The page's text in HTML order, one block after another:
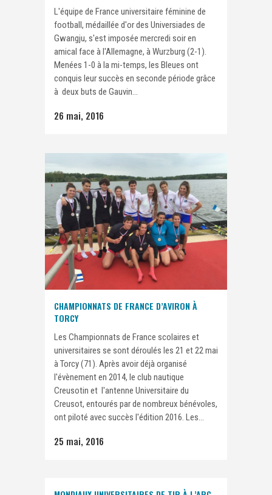
L'équipe de France universitaire féminine de
football, médaillée d'or des Universiades de
Gwangju, s'est imposée mercredi soir en
amical face à l'Allemagne, à Wurzburg (2-1).
Menées 1-0 à la mi-temps, les Bleues ont
conquis leur succès en seconde période grâce
à deux buts de Gauvin...
26 mai, 2016
CHAMPIONNATS DE FRANCE D’AVIRON À
TORCY
Les Championnats de France scolaires et
universitaires se sont déroulés les 21 et 22 mai
à Torcy (71). Après avoir déjà organisé
l'évènement en 2014, le club nautique
Creusotin et l'antenne Universitaire du
Creusot, entourés par de nombreux bénévoles,
ont piloté avec succès l'édition 2016. Les...
25 mai, 2016